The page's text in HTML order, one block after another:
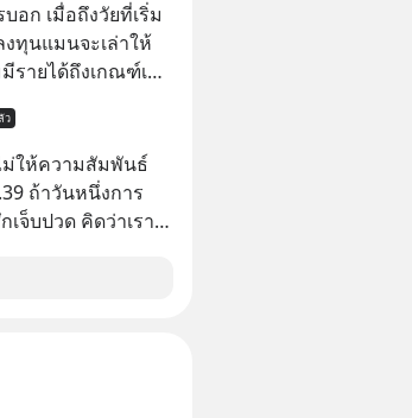
อก เมื่อถึงวัยที่เริ่ม
ทุนแมนจะเล่าให้
รายได้ถึงเกณฑ์เสีย
าษีได้แล้ว ยังเป็น
ว แต่น้อยคน
บ้าง
ดีกับเรา แล้วเรา
าง เพื่อให้นำไปใช้
ฟัง
ว
ม่ให้ความสัมพันธ์
ถ้าวันหนึ่งการ
เจ็บปวด คิดว่าเรา
แต่พอตั้งใจจะ